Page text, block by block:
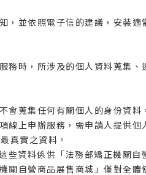
，並依照電子信的建議，安裝適
務時，所涉及的個人資料蒐集、
會蒐集任何有關個人的身份資料
上申辦服務，需申請人提供
真實之資料。
資料係供「法務部矯正機關
自營商品展售商城」僅對全